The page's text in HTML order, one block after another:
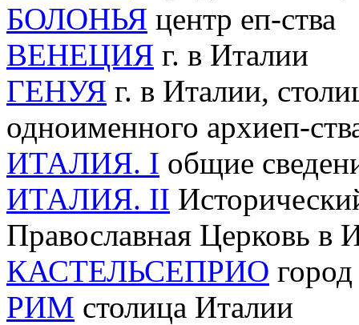
БОЛОНЬЯ центр еп-ства
ВЕНЕЦИЯ г. в Италии
ГЕНУЯ г. в Италии,
одноименного архиеп-
ИТАЛИЯ. I общие
ИТАЛИЯ. II
Православная Церковь в
КАСТЕЛЬСЕПРИО
РИМ столица Италии